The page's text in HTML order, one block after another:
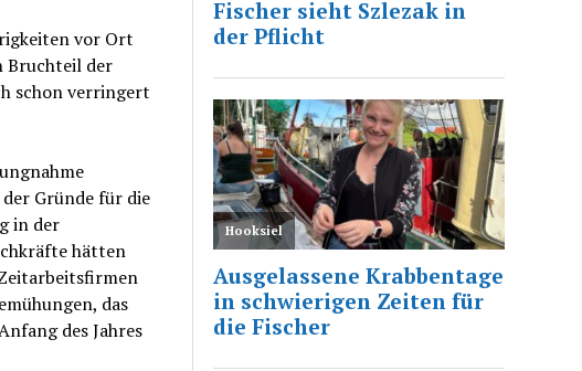
vor Ort
Bruchteil der
schon verringert
Gründe für die
in der
hätten
das
des Jahres